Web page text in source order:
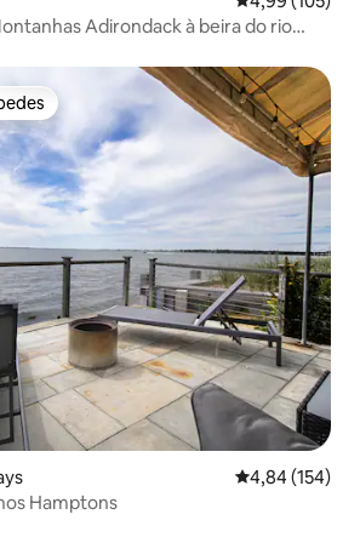
Adirondack à beira do rio
4,84 de uma
4,84 (154)
Hamptons